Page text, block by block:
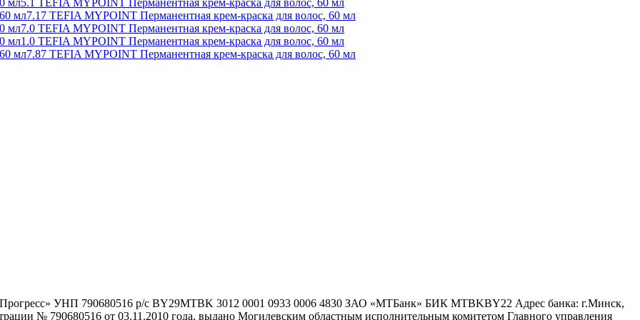
7.17 TEFIA MYPOINT Перманентная крем-краска для волос, 60 мл
7.0 TEFIA MYPOINT Перманентная крем-краска для волос, 60 мл
1.0 TEFIA MYPOINT Перманентная крем-краска для волос, 60 мл
7.87 TEFIA MYPOINT Перманентная крем-краска для волос, 60 мл
УНП 790680516 р/с BY29MTBK 3012 0001 0933 0006 4830 ЗАО «МТБанк» БИК MTBKBY22 Адрес банка: г.Минск,
№ 790680516 от 03.11.2010 года, выдано Могилевским областным исполнительным комитетом Главного управления